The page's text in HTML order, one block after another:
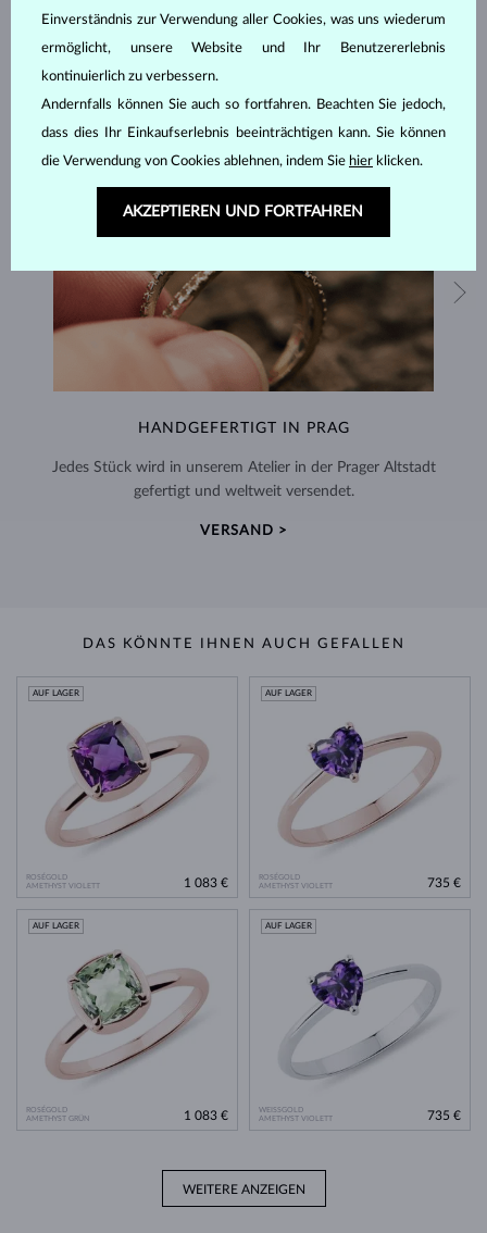
HANDGEFERTIGT IN PRAG
Jedes Stück wird in unserem Atelier in der Prager Altstadt
gefertigt und weltweit versendet.
VERSAND >
DAS KÖNNTE IHNEN AUCH GEFALLEN
ROSÉGOLD
AMETHYST VIOLETT
AUF LAGER
1 083 €
ROSÉGOLD
AMETHYST VIOLETT
AUF LAGER
735 €
ROSÉGOLD
AMETHYST GRÜN
AUF LAGER
1 083 €
WEISSGOLD
AMETHYST VIOLETT
AUF LAGER
735 €
WEITERE ANZEIGEN
Einverständnis zur Verwendung aller Cookies, was uns wiederum
ermöglicht, unsere Website und Ihr Benutzererlebnis
kontinuierlich zu verbessern.
Andernfalls können Sie auch so fortfahren. Beachten Sie jedoch,
dass dies Ihr Einkaufserlebnis beeinträchtigen kann. Sie können
die Verwendung von Cookies ablehnen, indem Sie hier klicken.
AKZEPTIEREN UND FORTFAHREN